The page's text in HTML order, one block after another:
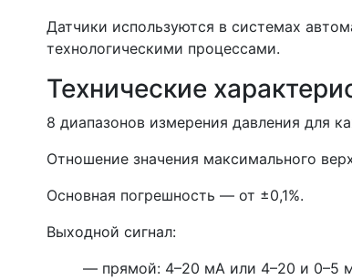
Датчики используются в системах
технологическими процессами.
Технические
8 диапазонов измерения давления для
Отношение значения максимального
Основная погрешность — от ±0,1%.
Выходной сигнал:
— прямой: 4–20 мА или 4–20 и 0–5